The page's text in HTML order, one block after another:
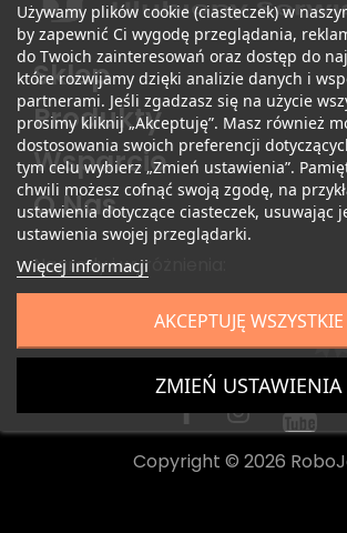
Sklep
Produkty
Wsparcie
O Nas
Używamy plików cookie (ciasteczek) w
by zapewnić Ci wygodę przeglądania,
do Twoich zainteresowań oraz dostęp do
które rozwijamy dzięki analizie danych i
partnerami. Jeśli zgadzasz się na użycie
prosimy kliknij „Akceptuję”. Masz również
dostosowania swoich preferencji
tym celu wybierz „Zmień ustawienia”.
chwili możesz cofnąć swoją zgodę, na
ustawienia dotyczące ciasteczek, usuwając
ustawienia swojej przeglądarki.
Więcej informacji
AKCEPTUJĘ WSZYSTKIE
ZMIEŃ USTAWIENIA
Nagrody i wyróżnienia:
Copyright © 2026